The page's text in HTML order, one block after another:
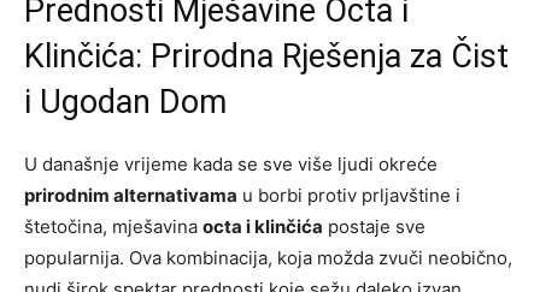
Prednosti Mješavine Octa i
Klinčića: Prirodna Rješenja za Čist
i Ugodan Dom
U današnje vrijeme kada se sve više ljudi okreće
prirodnim alternativama u borbi protiv prljavštine i
štetočina, mješavina octa i klinčića postaje sve
popularnija. Ova kombinacija, koja možda zvuči neobično,